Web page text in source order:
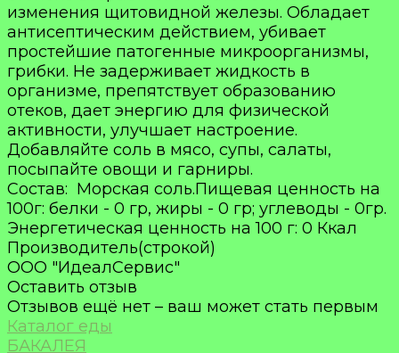
изменения щитовидной железы. Обладает
антисептическим действием, убивает
простейшие патогенные микроорганизмы,
грибки. Не задерживает жидкость в
организме, препятствует образованию
отеков, дает энергию для физической
активности, улучшает настроение.
Добавляйте соль в мясо, супы, салаты,
посыпайте овощи и гарниры.
Состав: Морская соль.Пищевая ценность на
100г: белки - 0 гр, жиры - 0 гр; углеводы - 0гр.
Энергетическая ценность на 100 г: 0 Ккал
Производитель(строкой)
ООО "ИдеалСервис"
Оставить отзыв
Отзывов ещё нет – ваш может стать первым
Каталог еды
БАКАЛЕЯ